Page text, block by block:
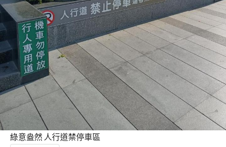
綠意盎然 人行道禁停車區